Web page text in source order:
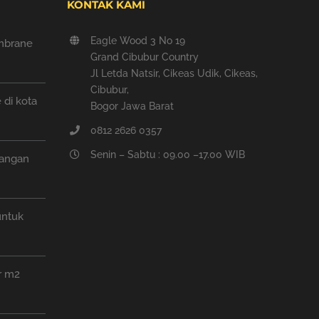
di kota
m2
KONTAK KAMI
Eagle Wood 3 No 19
Grand Cibubur Country
Jl Letda Natsir, Cikeas Udik, Cikeas,
Cibubur,
Bogor Jawa Barat
0812 2626 0357
Senin – Sabtu : 09.00 –17.00 WIB